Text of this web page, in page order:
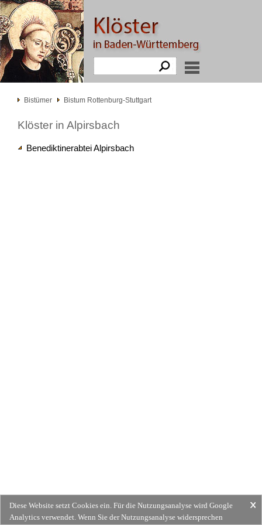
Bistümer Bistum Rottenburg-Stuttgart
Klöster in Alpirsbach
Benediktinerabtei Alpirsbach
Diese Website setzt Cookies ein. Für die Nutzungsanalyse wird Google
Analytics verwendet. Wenn Sie der Nutzungsanalyse widersprechen